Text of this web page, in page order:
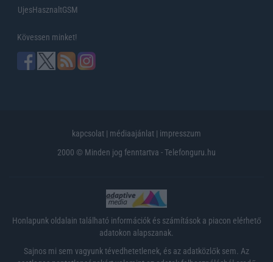
UjesHasznaltGSM
Kövessen minket!
kapcsolat | médiaajánlat | impresszum
2000 © Minden jog fenntartva - Telefonguru.hu
Honlapunk oldalain található információk és számítások a piacon elérhető
adatokon alapszanak.
Sajnos mi sem vagyunk tévedhetetlenek, és az adatközlők sem. Az